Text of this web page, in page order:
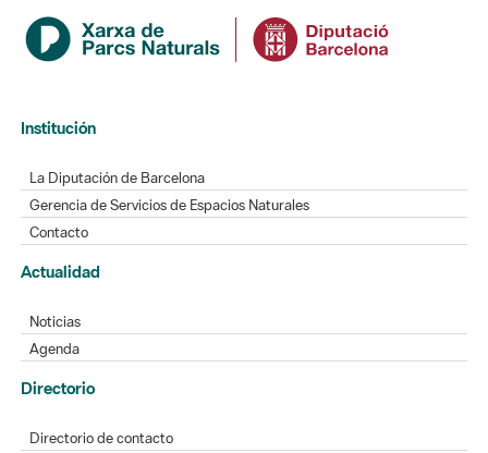
Institución
Gerencia de Servicios de Espacios Naturales
Actualidad
Noticias
Agenda
Directorio de contacto
Redes sociales
Buzón de sugerencias